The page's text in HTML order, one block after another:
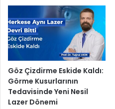
Göz Çizdirme Eskide Kaldı:
Görme Kusurlarının
Tedavisinde Yeni Nesil
Lazer Dönemi